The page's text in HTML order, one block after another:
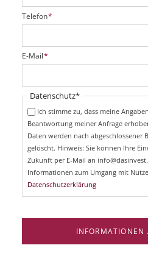
P
f
i
c
t
f
Telefon*
P
f
i
E-Mail*
Pflichtfeld
Datenschutz*
Ich stimme zu, dass meine
Beantwortung meiner Anfrage
Daten werden nach abgeschlossener
gelöscht. Hinweis: Sie können Ihre
Zukunft per E-Mail an
Informationen zum Umgang mit
Datenschutzerklärung
INFORMATIONEN